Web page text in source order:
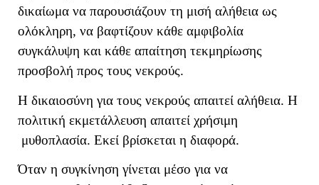
δικαίωμα να παρουσιάζουν τη μισή αλήθεια ως
ολόκληρη, να βαφτίζουν κάθε αμφιβολία
συγκάλυψη και κάθε απαίτηση τεκμηρίωσης
προσβολή προς τους νεκρούς.
Η δικαιοσύνη για τους νεκρούς απαιτεί αλήθεια. Η
πολιτική εκμετάλλευση απαιτεί χρήσιμη
μυθοπλασία. Εκεί βρίσκεται η διαφορά.
Όταν η συγκίνηση γίνεται μέσο για να